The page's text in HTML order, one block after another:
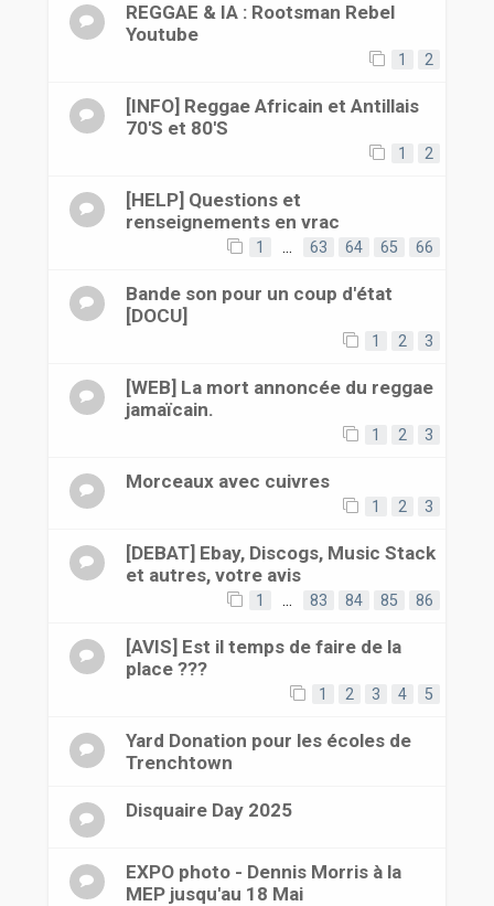
REGGAE & IA : Rootsman Rebel
Youtube
1 2
[INFO] Reggae Africain et Antillais
70'S et 80'S
1 2
[HELP] Questions et
renseignements en vrac
1 63 64 65 66
Bande son pour un coup d'état
[DOCU]
1 2 3
[WEB] La mort annoncée du reggae
jamaïcain.
1 2 3
Morceaux avec cuivres
1 2 3
[DEBAT] Ebay, Discogs, Music Stack
et autres, votre avis
1 83 84 85 86
[AVIS] Est il temps de faire de la
place ???
1 2 3 4 5
Yard Donation pour les écoles de
Trenchtown
Disquaire Day 2025
EXPO photo - Dennis Morris à la
MEP jusqu'au 18 Mai